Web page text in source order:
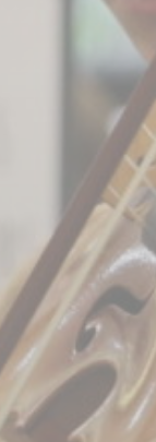
CANDIDATURES
EXTRANET
NEWSLETTER